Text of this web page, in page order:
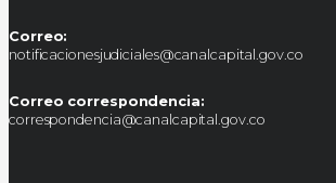
Correo:
notificacionesjudiciales@canalcapital.gov.co
Correo correspondencia:
correspondencia@canalcapital.gov.co